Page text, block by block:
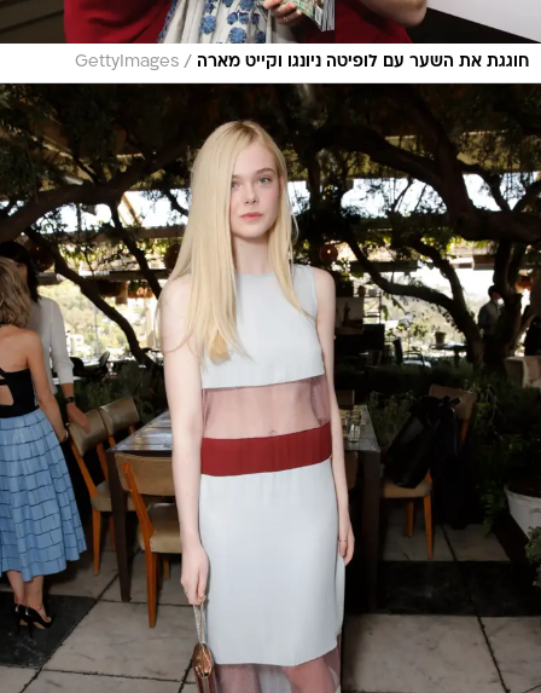
חוגגת את השער עם לופיטה ניונגו וקייט מארה /
GettyImages